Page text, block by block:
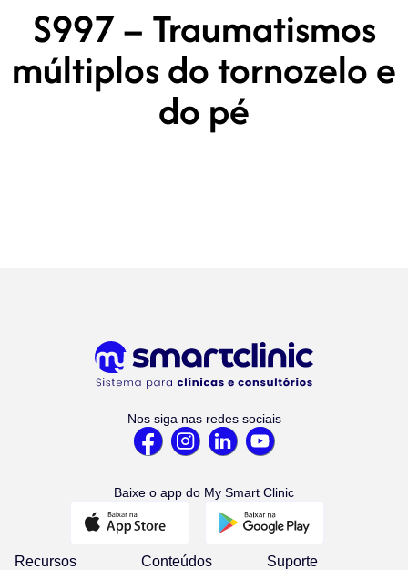
S997 – Traumatismos
múltiplos do tornozelo e
do pé
Nos siga nas redes sociais
Baixe o app do My Smart Clinic
Recursos Conteúdos Suporte